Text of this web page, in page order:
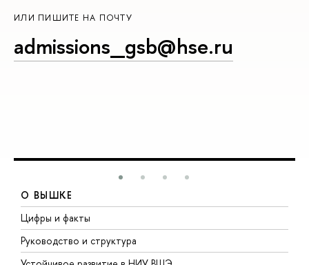
ИЛИ ПИШИТЕ НА ПОЧТУ
admissions_gsb@hse.ru
О ВЫШКЕ
Цифры и факты
Руководство и структура